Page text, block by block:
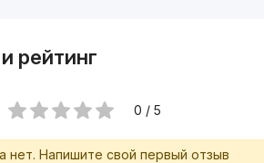
рейтинг
0 / 5
нет. Напишите свой первый отзыв